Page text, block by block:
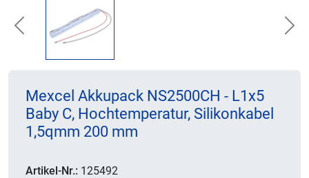
Previous
Mexcel Akkupack NS2500CH - L1x5
Baby C, Hochtemperatur, Silikonkabel
1,5qmm 200 mm
Artikel-Nr.: 125492